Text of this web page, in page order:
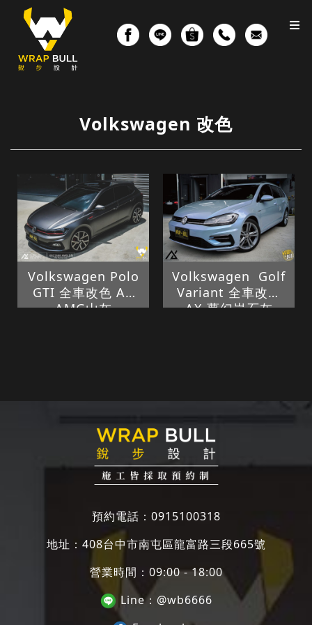
Volkswagen 改色
Volkswagen Polo
GTI 全車改色 AX
AMG山灰
Volkswagen Golf
Variant 全車改色
AX 夢幻岩石灰
預約電話： 0915100318
地址： 408台中市南屯區龍富路三段665號
營業時間：09:00 - 18:00
Line： @wb6666